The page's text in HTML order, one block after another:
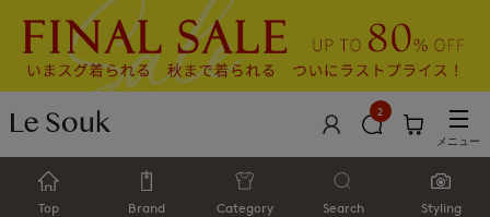
2
メニュー
Top Brand Category Search Styling